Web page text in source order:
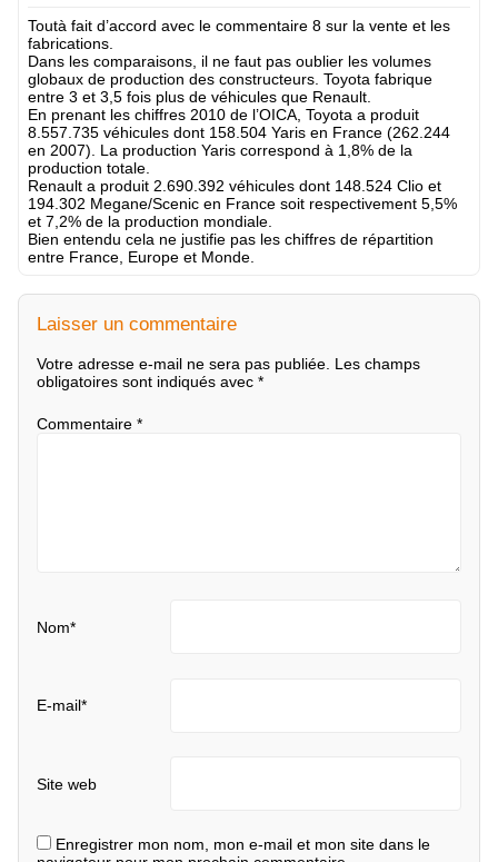
Toutà fait d’accord avec le commentaire 8 sur la vente et les
fabrications.
Dans les comparaisons, il ne faut pas oublier les volumes
globaux de production des constructeurs. Toyota fabrique
entre 3 et 3,5 fois plus de véhicules que Renault.
En prenant les chiffres 2010 de l’OICA, Toyota a produit
8.557.735 véhicules dont 158.504 Yaris en France (262.244
en 2007). La production Yaris correspond à 1,8% de la
production totale.
Renault a produit 2.690.392 véhicules dont 148.524 Clio et
194.302 Megane/Scenic en France soit respectivement 5,5%
et 7,2% de la production mondiale.
Bien entendu cela ne justifie pas les chiffres de répartition
entre France, Europe et Monde.
Laisser un commentaire
Votre adresse e-mail ne sera pas publiée. Les champs
obligatoires sont indiqués avec *
Commentaire *
Nom*
E-mail*
Site web
Enregistrer mon nom, mon e-mail et mon site dans le